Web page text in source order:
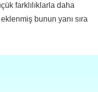
farklılıklarla daha
eklenmiş bunun yanı sıra